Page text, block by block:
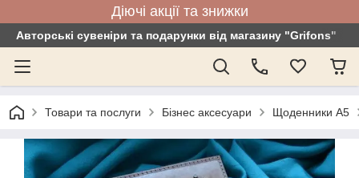
Діючі акції та знижки
Авторські сувеніри та подарунки від магазину "Grifons"
Товари та послуги Бізнес аксесуари Щоденники А5